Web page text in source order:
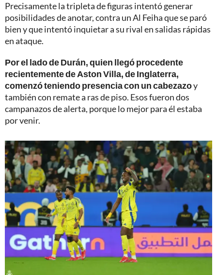
Precisamente la tripleta de figuras intentó generar
posibilidades de anotar, contra un Al Feiha que se paró
bien y que intentó inquietar a su rival en salidas rápidas
en ataque.
Por el lado de Durán, quien llegó procedente
recientemente de Aston Villa, de Inglaterra,
comenzó teniendo presencia con un cabezazoy
también con remate a ras de piso. Esos fueron dos
campanazos de alerta, porque lo mejor para él estaba
por venir.